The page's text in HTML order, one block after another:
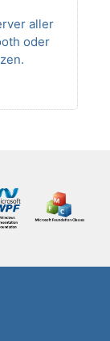
aller
oder